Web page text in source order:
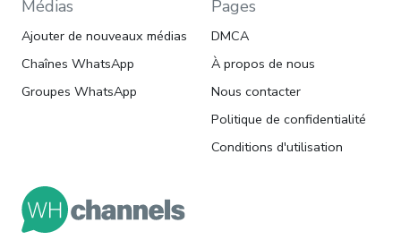
Médias
Ajouter de nouveaux médias
Chaînes WhatsApp
Groupes WhatsApp
Pages
DMCA
À propos de nous
Nous contacter
Politique de confidentialité
Conditions d'utilisation